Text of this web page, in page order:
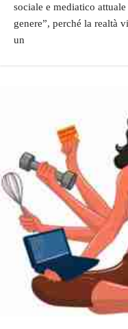
sociale e mediatico
genere”, perché la realtà
un